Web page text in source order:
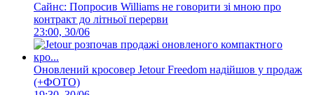
Сайнс: Попросив Williams не говорити зі мною про
контракт до літньої перерви
23:00, 30/06
Оновлений кросовер Jetour Freedom надійшов у продаж
(+ФОТО)